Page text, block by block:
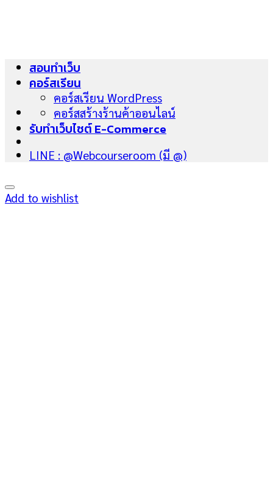
สอนทำเว็บ
คอร์สเรียน
คอร์สเรียน WordPress
คอร์สสร้างร้านค้าออนไลน์
รับทำเว็บไซต์ E-Commerce
LINE : @Webcourseroom (มี @)
Add to wishlist